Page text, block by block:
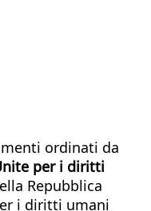
ordinati da
per i diritti
Repubblica
i diritti umani